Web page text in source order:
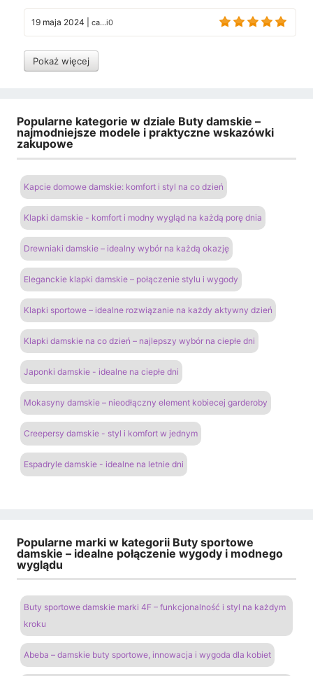
19 maja 2024 ca...i0
Pokaż więcej
Popularne kategorie w dziale Buty damskie –
najmodniejsze modele i praktyczne wskazówki
zakupowe
Kapcie domowe damskie: komfort i styl na co dzień
Klapki damskie - komfort i modny wygląd na każdą porę dnia
Drewniaki damskie – idealny wybór na każdą okazję
Eleganckie klapki damskie – połączenie stylu i wygody
Klapki sportowe – idealne rozwiązanie na każdy aktywny dzień
Klapki damskie na co dzień – najlepszy wybór na ciepłe dni
Japonki damskie - idealne na ciepłe dni
Mokasyny damskie – nieodłączny element kobiecej garderoby
Creepersy damskie - styl i komfort w jednym
Espadryle damskie - idealne na letnie dni
Popularne marki w kategorii Buty sportowe
damskie – idealne połączenie wygody i modnego
wyglądu
Buty sportowe damskie marki 4F – funkcjonalność i styl na każdym
kroku
Abeba – damskie buty sportowe, innowacja i wygoda dla kobiet